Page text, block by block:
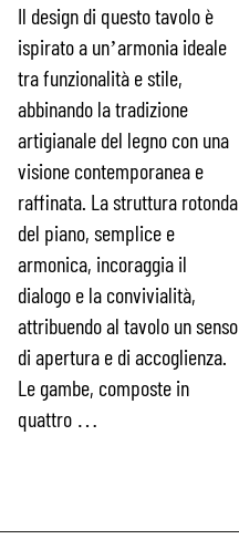
Il design di questo tavolo è
ispirato a un’armonia ideale
tra funzionalità e stile,
abbinando la tradizione
artigianale del legno con una
visione contemporanea e
raffinata. La struttura rotonda
del piano, semplice e
armonica, incoraggia il
dialogo e la convivialità,
attribuendo al tavolo un senso
di apertura e di accoglienza.
Le gambe, composte in
quattro …